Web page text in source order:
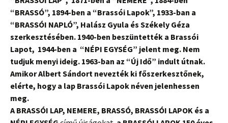
“BRASSÓ”, 1894-ben a “Brassói Lapok”, 1933-ban a
“BRASSÓI NAPLÓ”, Halász Gyula és Székely Géza
szerkesztésében. 1940-ben beszüntették a Brassói
Lapot, 1944-ben a “NÉPI EGYSÉG” jelent meg. Nem
tudjuk menyi ideig. 1963-ban az “Új Idő” indult útnak.
Amikor Albert Sándort nevezték ki főszerkesztőnek,
elérte, hogy a lap Brassói Lapok néven jelenhessen
meg.
A BRASSÓI LAP, NEMERE, BRASSÓ, BRASSÓI LAPOK és a